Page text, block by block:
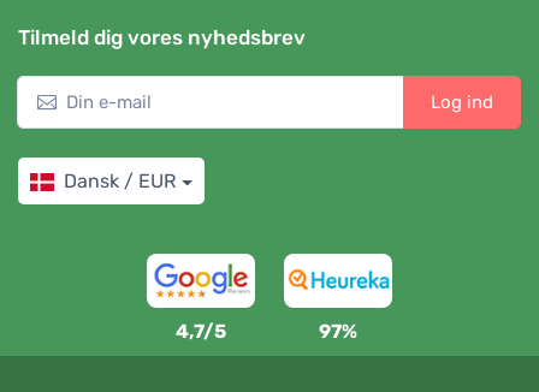
Tilmeld dig vores nyhedsbrev
Log ind
Dansk / EUR
4,7/5 97%